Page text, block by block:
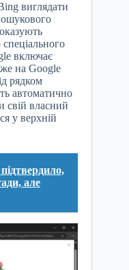
виглядати
включає
на Google
рядком
автоматично
свій власний
у верхній
але